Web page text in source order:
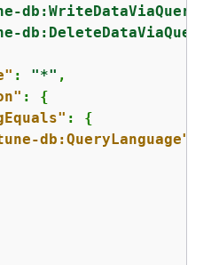
db:WriteDataViaQuery"
db:DeleteDataViaQuery"
: "*" ,
: {
: {
db:QueryLanguage"